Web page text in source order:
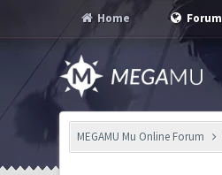
Home Forum
MEGAMU Mu Online Forum